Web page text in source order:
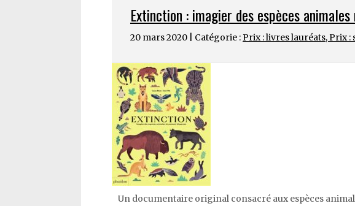
Extinction : imagier des espèces
20 mars 2020 | Catégorie :Prix : livres lauréats,Prix :
Un documentaire original consacré aux espèces